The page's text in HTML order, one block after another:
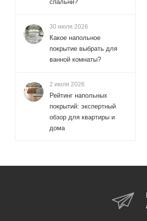
95x195 (
95x200 ( 44)
спальни?
30 июля 2026
Какое напольное
покрытие выбрать для
ванной комнаты?
2 июля 2026
Рейтинг напольных
покрытий: экспертный
обзор для квартиры и
дома